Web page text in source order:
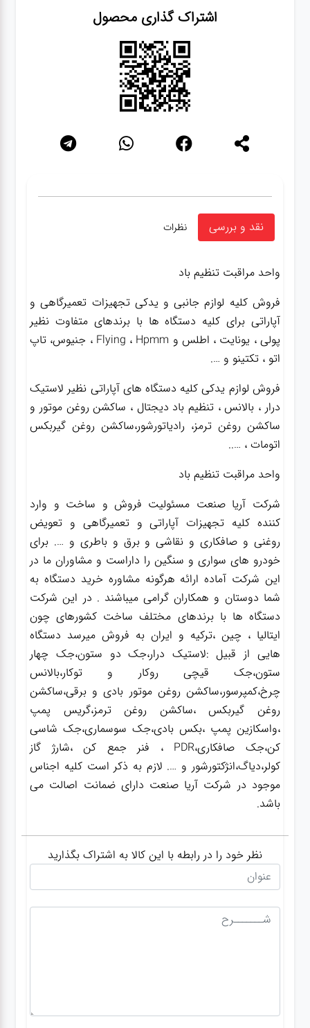
اشتراک گذاری محصول
نقد و بررسی نظرات
واحد مراقبت تنظیم باد
فروش کلیه لوازم جانبی و یدکی تجهیزات تعمیرگاهی و
آپاراتی برای کلیه دستگاه ها با برندهای متفاوت نظیر
پولی ، یونایت ، اطلس و Flying ، Hpmm ، جنیوس، تاپ
اتو ، تکتینو و ….
فروش لوازم یدکی کلیه دستگاه های آپاراتی نظیر لاستیک
درار ، بالانس ، تنظیم باد دیجتال ، ساکشن روغن موتور و
ساکشن روغن ترمز، رادیاتورشور،ساکشن روغن گیربکس
اتومات ، …..
واحد مراقبت تنظیم باد
شرکت آریا صنعت مسئولیت فروش و ساخت و وارد
کننده کلیه تجهیزات آپاراتی و تعمیرگاهی و تعویض
روغنی و صافکاری و نقاشی و برق و باطری و …. برای
خودرو های سواری و سنگین را داراست و مشاوران ما در
این شرکت آماده ارائه هرگونه مشاوره خرید دستگاه به
شما دوستان و همکاران گرامی میباشند . در این شرکت
دستگاه ها با برندهای مختلف ساخت کشورهای چون
ایتالیا ، چین ،ترکیه و ایران به فروش میرسد دستگاه
هایی از قبیل :لاستیک درار،جک دو ستون،جک چهار
ستون،جک قیچی روکار و توکار،بالانس
چرخ،کمپرسور،ساکشن روغن موتور بادی و برقی،ساکشن
روغن گیربکس ،ساکشن روغن ترمز،گریس پمپ
،واسکازین پمپ ،بکس بادی،جک سوسماری،جک شاسی
کن،جک صافکاری،PDR ، فنر جمع کن ،شارژ گاز
کولر،دیاگ،انژکتورشور و …. لازم به ذکر است کلیه اجناس
موجود در شرکت آریا صنعت دارای ضمانت اصالت می
باشد.
نظر خود را در رابطه با این کالا به اشتراک بگذارید